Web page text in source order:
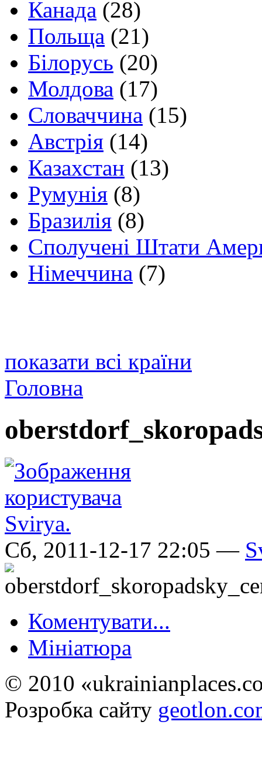
Канада (28)
Польща (21)
Білорусь (20)
Молдова (17)
Словаччина (15)
Австрія (14)
Казахстан (13)
Румунія (8)
Бразилія (8)
Сполучені Штати
Німеччина (7)
показати всі країни
Головна
Сб, 2011-12-17 22:05 —
Коментувати...
Мініатюра
© 2010
Розробка сайту